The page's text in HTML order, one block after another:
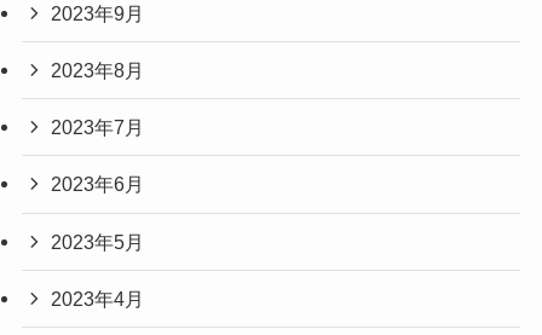
2023年9月
2023年8月
2023年7月
2023年6月
2023年5月
2023年4月